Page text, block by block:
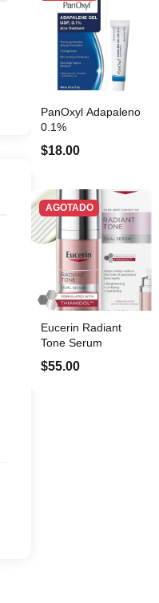
PanOxyl Adapaleno
0.1%
$18.00
AGOTADO
Eucerin Radiant
Tone Serum
$55.00